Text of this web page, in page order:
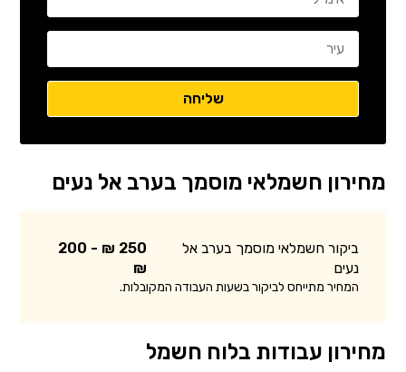
מחירון חשמלאי מוסמך בערב אל נעים
ביקור חשמלאי מוסמך בערב אל
נעים
250 ₪ - 200
₪
המחיר מתייחס לביקור בשעות העבודה המקובלות.
מחירון עבודות בלוח חשמל